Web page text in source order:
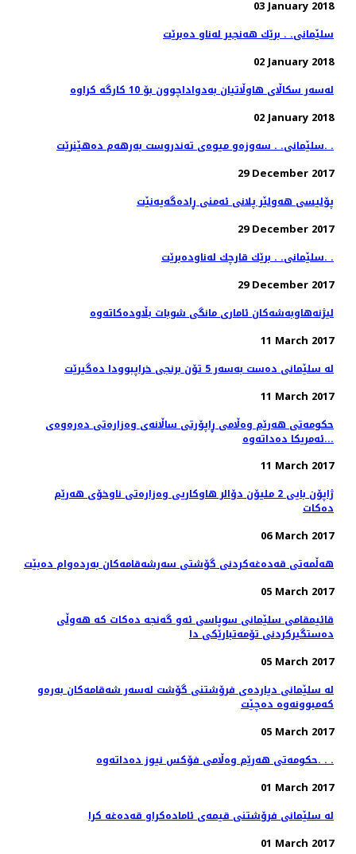
03 January 2018
سلێمانی. . برێك هه‌نجیر له‌ناو ده‌برێت
02 January 2018
02 January 2018
سلێمانی. . سه‌وزه‌و میوه‌ی ته‌ندروست به‌رهه‌م ده‌هێنرێت. .
29 December 2017
پۆلیسی هەولێر پلانی ئەمنی ڕادەگەیەنێت
29 December 2017
سلێمانی. . برێك قارچك له‌ناوده‌برێت. .
29 December 2017
11 March 2017
له‌ سلێمانی ده‌ست به‌سه‌ر 5 تۆن برنجی خراپبوودا ده‌گیرێت
11 March 2017
حکومەتی هەرێم وەڵامی ڕاپۆرتی ساڵانەی وەزارەتی دەرەوەی
ئەمریکا دەداتەوە...
11 March 2017
ژاپۆن بایی 2 ملیۆن دۆالر هاوكاریی وەزارەتی ناوخۆی هەرێم
دەكات
06 March 2017
هه‌ڵمه‌تی قه‌ده‌غه‌كردنی گۆشتی سه‌رشه‌قامه‌كان به‌رده‌وام ده‌بێت
05 March 2017
قائیمقامی سلێمانی سوپاسی ئه‌و گه‌نجه‌ ده‌كات كه‌ هه‌وڵی
ده‌ستگیركردنی تۆمه‌تبارێكی دا
05 March 2017
له‌ سلێمانی دیارده‌ی فرۆشتنی گۆشت له‌سه‌ر شه‌قامه‌كان به‌ره‌و
كه‌مبوونه‌وه‌ ده‌چێت
05 March 2017
حکومەتی هەرێم وەڵامی فۆکس نیوز دەداتەوە. . .
01 March 2017
له‌ سلێمانی فرۆشتنی قیمه‌ی ئاماده‌كراو قه‌ده‌غه‌ كرا
01 March 2017